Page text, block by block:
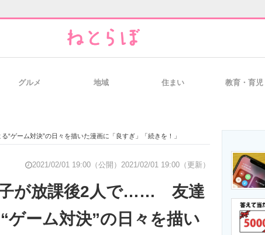
経営リーダーのコミュニティ
イト IT製品の技術・比較・事例 製造業のIT導入・活用を支援
グルメ 地域 住まい 教育・育児
ーム対決”の日々を描いた漫画に「良すぎ」「続きを！」
2021/02/01 19:00（公開） 2021/02/01 19:00（更新）
子が放課後2人で…… 友達
ゲーム対決”の日々を描い